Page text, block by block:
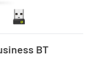
BT